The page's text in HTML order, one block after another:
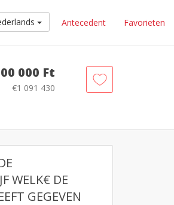
Antecedent Favorieten
000 Ft
€1 091 430
WELK€ DE
GEGEVEN